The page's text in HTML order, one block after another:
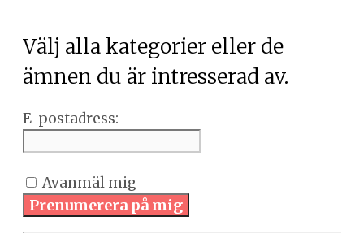
Välj alla kategorier eller de
ämnen du är intresserad av.
E-postadress:
Avanmäl mig
Prenumerera på mig